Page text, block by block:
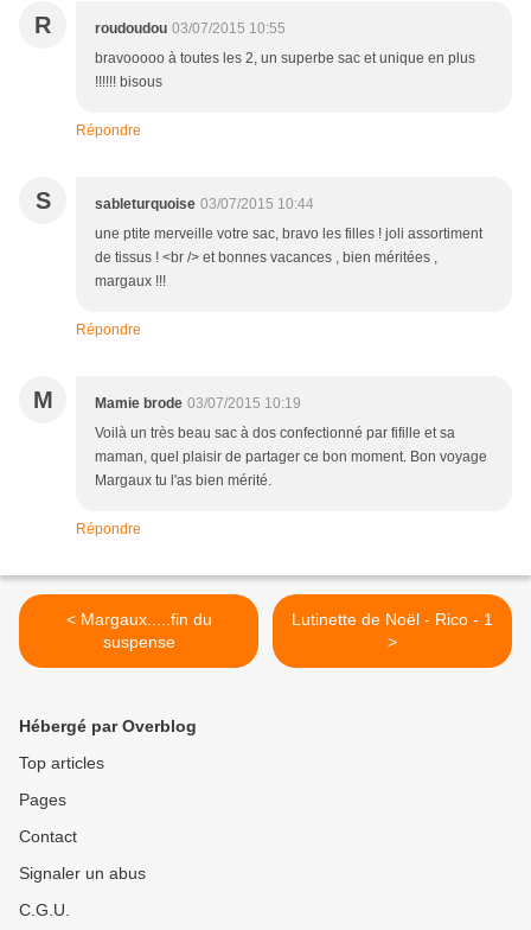
R roudoudou 03/07/2015 10:55
bravooooo à toutes les 2, un superbe sac et unique en plus
!!!!!! bisous
Répondre
S sableturquoise 03/07/2015 10:44
une ptite merveille votre sac, bravo les filles ! joli assortiment
de tissus ! <br /> et bonnes vacances , bien méritées ,
margaux !!!
Répondre
M Mamie brode 03/07/2015 10:19
Voilà un très beau sac à dos confectionné par fifille et sa
maman, quel plaisir de partager ce bon moment. Bon voyage
Margaux tu l'as bien mérité.
Répondre
< Margaux.....fin du
suspense
Lutinette de Noël - Rico - 1
>
Hébergé par Overblog
Top articles
Pages
Contact
Signaler un abus
C.G.U.